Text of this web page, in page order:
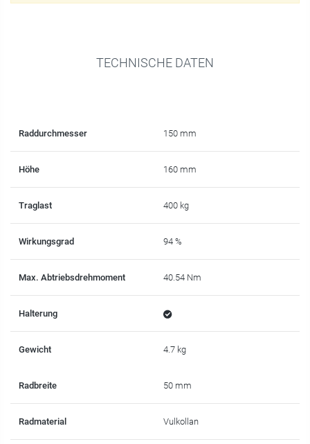
TECHNISCHE DATEN
Raddurchmesser 150 mm
Höhe 160 mm
Traglast 400 kg
Wirkungsgrad 94 %
Max. Abtriebsdrehmoment 40.54 Nm
Halterung
Gewicht 4.7 kg
Radbreite 50 mm
Radmaterial Vulkollan